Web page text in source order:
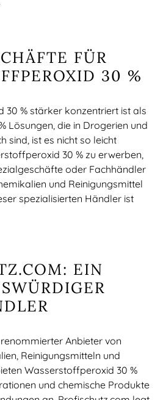
FÜR
30 %
30 % stärker konzentriert ist als
Lösungen, die in Drogerien und
sind, ist es nicht so leicht
30 % zu erwerben,
oder Fachhändler
und Reinigungsmittel
spezialisierten Händler ist
EIN
Anbieter von
Reinigungsmitteln und
Wasserstoffperoxid 30 %
und chemische Produkte